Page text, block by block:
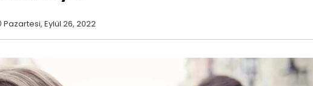
Pazartesi, Eylül 26, 2022